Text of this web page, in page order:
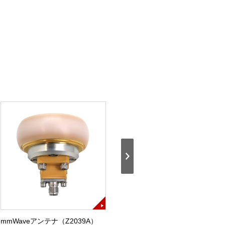
mmWaveアンテナ（Z2039A）